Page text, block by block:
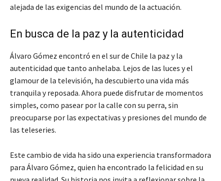
alejada de las exigencias del mundo de la actuación.
En busca de la paz y la autenticidad
Álvaro Gómez encontró en el sur de Chile la paz y la
autenticidad que tanto anhelaba. Lejos de las luces y el
glamour de la televisión, ha descubierto una vida más
tranquila y reposada. Ahora puede disfrutar de momentos
simples, como pasear por la calle con su perra, sin
preocuparse por las expectativas y presiones del mundo de
las teleseries.
Este cambio de vida ha sido una experiencia transformadora
para Álvaro Gómez, quien ha encontrado la felicidad en su